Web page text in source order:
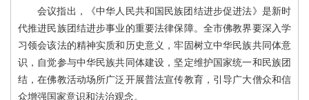
会议指出，《中华人民共和国民族团结进步促进法》是新时
代推进民族团结进步事业的重要法律保障。全市佛教界要深入学
习领会该法的精神实质和历史意义，牢固树立中华民族共同体意
识，自觉参与中华民族共同体建设，坚定维护国家统一和民族团
结，在佛教活动场所广泛开展普法宣传教育，引导广大僧众和信
众增强国家意识和法治观念。